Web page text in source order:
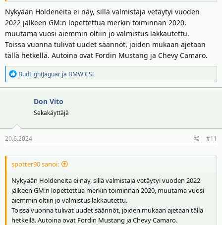
Nykyään Holdeneita ei näy, sillä valmistaja vetäytyi vuoden
2022 jälkeen GM:n lopettettua merkin toiminnan 2020,
muutama vuosi aiemmin oltiin jo valmistus lakkautettu.
Toissa vuonna tulivat uudet säännöt, joiden mukaan ajetaan
tällä hetkellä. Autoina ovat Fordin Mustang ja Chevy Camaro.
R
e
a
o
t
BudLightJaguar ja BMW CSL
Don Vito
Sekakäyttäjä
20.6.2024 #11
spotter90 sanoi:
Nykyään Holdeneita ei näy, sillä valmistaja vetäytyi vuoden 2022
jälkeen GM:n lopettettua merkin toiminnan 2020, muutama vuosi
aiemmin oltiin jo valmistus lakkautettu.
Toissa vuonna tulivat uudet säännöt, joiden mukaan ajetaan tällä
hetkellä. Autoina ovat Fordin Mustang ja Chevy Camaro.